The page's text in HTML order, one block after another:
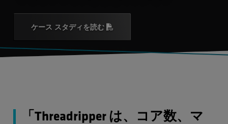
ケース スタディを読む
「Threadripper は、コア数、マ